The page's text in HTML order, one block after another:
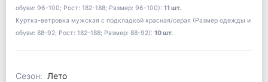
обуви: 96-100; Рост: 182-188; Размер: 96-100): 11 шт.
Куртка-ветровка мужская с подкладкой красная/серая (Размер одежды и
обуви: 88-92; Рост: 182-188; Размер: 88-92): 10 шт.
Сезон: Лето